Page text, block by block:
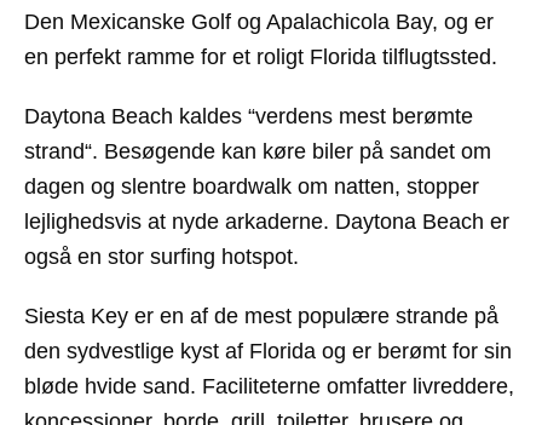
Den Mexicanske Golf og Apalachicola Bay, og er
en perfekt ramme for et roligt Florida tilflugtssted.
Daytona Beach kaldes “verdens mest berømte
strand“. Besøgende kan køre biler på sandet om
dagen og slentre boardwalk om natten, stopper
lejlighedsvis at nyde arkaderne. Daytona Beach er
også en stor surfing hotspot.
Siesta Key er en af de mest populære strande på
den sydvestlige kyst af Florida og er berømt for sin
bløde hvide sand. Faciliteterne omfatter livreddere,